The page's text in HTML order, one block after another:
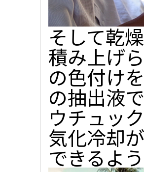
そして乾
積み上げ
の色付け
の抽出液
ウチュッ
気化冷却
できるよ